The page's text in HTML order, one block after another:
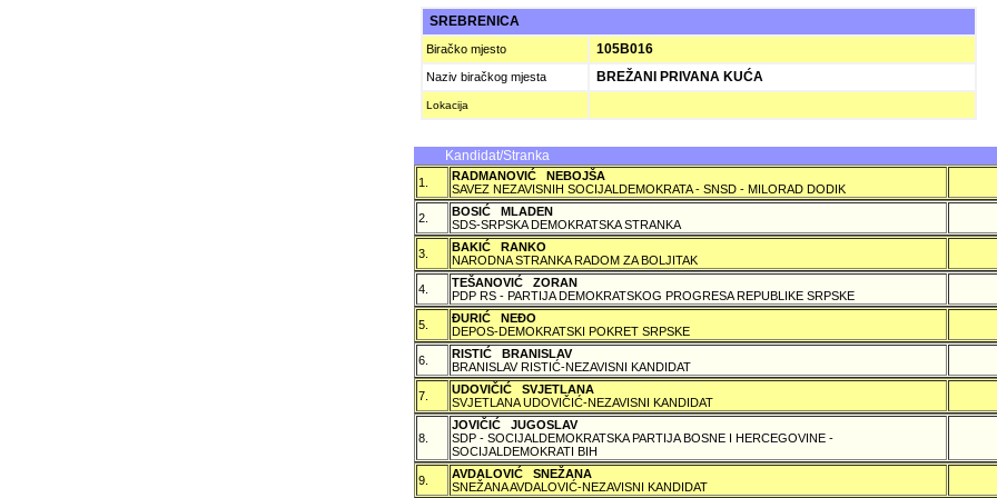
SREBRENICA
Biračko mjesto 105B016
Naziv biračkog mjesta BREŽANI PRIVANA KUĆA
Lokacija
Kandidat/Stranka
1.
RADMANOVIĆ NEBOJŠA
SAVEZ NEZAVISNIH SOCIJALDEMOKRATA - SNSD - MILORAD DODIK
2.
BOSIĆ MLADEN
SDS-SRPSKA DEMOKRATSKA STRANKA
3.
BAKIĆ RANKO
NARODNA STRANKA RADOM ZA BOLJITAK
4.
TEŠANOVIĆ ZORAN
PDP RS - PARTIJA DEMOKRATSKOG PROGRESA REPUBLIKE SRPSKE
5.
ÐURIĆ NEÐO
DEPOS-DEMOKRATSKI POKRET SRPSKE
6.
RISTIĆ BRANISLAV
BRANISLAV RISTIĆ-NEZAVISNI KANDIDAT
7.
UDOVIČIĆ SVJETLANA
SVJETLANA UDOVIČIĆ-NEZAVISNI KANDIDAT
8.
JOVIČIĆ JUGOSLAV
SDP - SOCIJALDEMOKRATSKA PARTIJA BOSNE I HERCEGOVINE -
SOCIJALDEMOKRATI BIH
9.
AVDALOVIĆ SNEŽANA
SNEŽANA AVDALOVIĆ-NEZAVISNI KANDIDAT